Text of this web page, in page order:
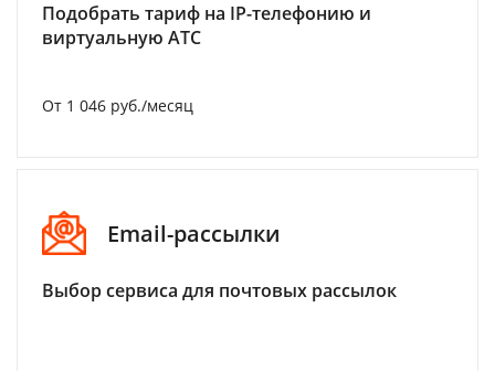
Подобрать тариф на IP-телефонию и
виртуальную АТС
От 1 046 руб./месяц
Email-рассылки
Выбор сервиса для почтовых рассылок